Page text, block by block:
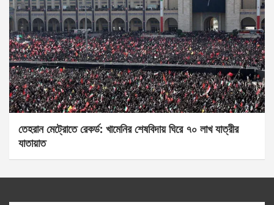
তেহরান মেট্রোতে রেকর্ড: খামেনির শেষবিদায় ঘিরে ৭০ লাখ যাত্রীর
যাতায়াত